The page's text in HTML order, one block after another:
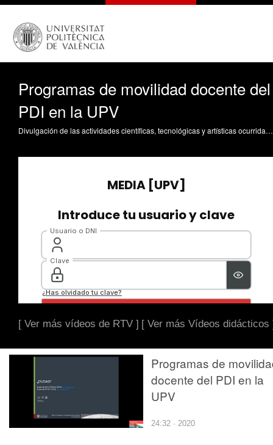
Programas de movilidad docente del
PDI en la UPV
Divulgación de las actividades científicas, tecnológicas y artísticas ocurridas en los tres campus de la UPV
[ Ver más vídeos de RTV ] [ Ver más Vídeos didácticos
Programas de
docente del PDI en la
UPV
24:32 · 2020